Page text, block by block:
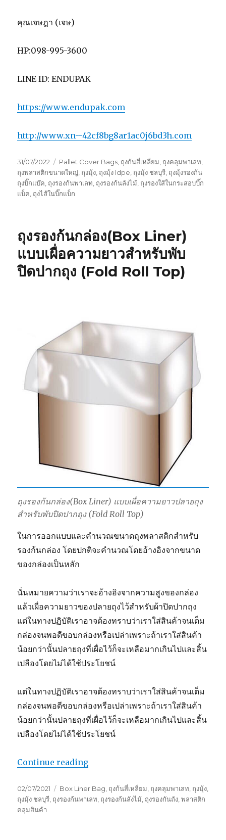
คุณเจษฎา (เจษ)
HP:098-995-3600
LINE ID: ENDUPAK
https://www.endupak.com
http://www.xn--42cf8bg8ar1ac0j6bd3h.com
Posted
on
31/07/2022 Tags
Pallet Cover Bags ถุงก้นสี่เหลี่ยม ถุงคลุมพาเลท
ถุงพลาสติกขนาดใหญ่ ถุงมุ้ง ถุงมุ้ง ldpe ถุงมุ้ง ชลบุรี ถุงมุ้งรองก้น
ถุงบิ๊กแบ๊ค ถุงรองก้นพาเลท ถุงรองก้นลังไม้ ถุงรองใส้ในกระสอบบิ๊ก
แบ็ค ถุงไส้ในบิ๊กแบ็ก
ถุงรองก้นกล่อง(Box Liner)
แบบเผื่อความยาวสำหรับพับ
ปิดปากถุง (Fold Roll Top)
ถุงรองก้นกล่อง(Box Liner) แบบเผื่อความยาวปลายถุง
สำหรับพับปิดปากถุง (Fold Roll Top)
ในการออกแบบและคำนวณขนาดถุงพลาสติกสำหรับ
รองก้นกล่อง โดยปกติจะคำนวณโดยอ้างอิงจากขนาด
ของกล่องเป็นหลัก
นั่นหมายความว่าเราจะอ้างอิงจากความสูงของกล่อง
แล้วเผื่อความยาวของปลายถุงไว้สำหรับผ้าปิดปากถุง
แต่ในทางปฏิบัติเราอาจต้องทราบว่าเราใส่สินค้าจนเต็ม
กล่องจนพอดีขอบกล่องหรือเปล่าเพราะถ้าเราใส่สินค้า
น้อยกว่านั้นปลายถุงที่เผื่อไว้ก็จะเหลือมากเกินไปและสิ้น
เปลืองโดยไม่ได้ใช้ประโยชน์
แต่ในทางปฏิบัติเราอาจต้องทราบว่าเราใส่สินค้าจนเต็ม
กล่องจนพอดีขอบกล่องหรือเปล่าเพราะถ้าเราใส่สินค้า
น้อยกว่านั้นปลายถุงที่เผื่อไว้ก็จะเหลือมากเกินไปและสิ้น
เปลืองโดยไม่ได้ใช้ประโยชน์
Continue reading“ถุงรองก้นกล่อง(Box Liner) แบบเผื่
Posted
on
02/07/2021 Tags
Box Liner Bag, ถุงก้นสี่เหลี่ยม, ถุงคลุมพาเลท, ถุงมุ้ง,
ถุงมุ้ง ชลบุรี, ถุงรองก้นพาเลท, ถุงรองก้นลังไม้, ถุงรองกันถัง,พลาสติก
คลุมสินค้า